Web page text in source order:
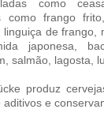
como
como frango
linguiça de frango,
japonesa,
salmão, lagosta,
produz
aditivos e